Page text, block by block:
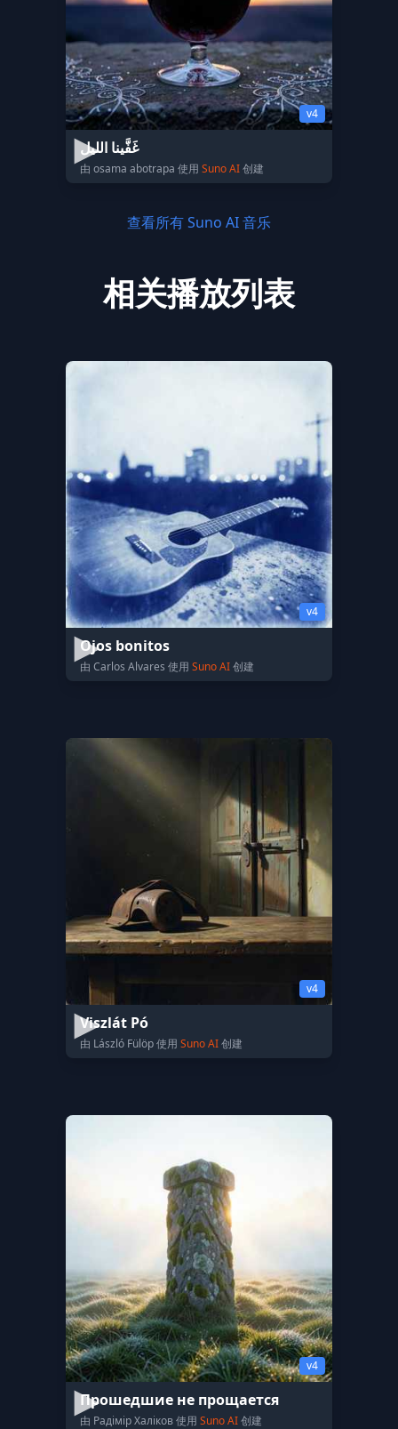
v4
غَفَّينا الليل
由 osama abotrapa 使用 Suno AI创建
查看所有 Suno AI 音乐
相关播放列表
v4
Ojos bonitos
由 Carlos Alvares 使用 Suno AI创建
v4
Viszlát Pó
由 László Fülöp 使用 Suno AI创建
v4
Прошедшие не прощается
由 Радімір Халіков 使用 Suno AI创建